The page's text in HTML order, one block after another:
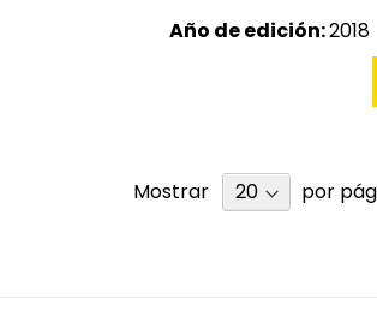
Año de edición:2018
Mostrar por